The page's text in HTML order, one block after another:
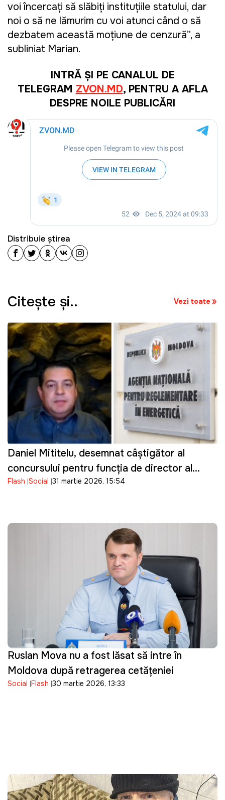
voi încercați să slăbiți instituțiile statului, dar
noi o să ne lămurim cu voi atunci când o să
dezbatem această moțiune de cenzură”, a
subliniat Marian.
INTRĂ ȘI PE CANALUL DE
TELEGRAM ZVON.MD, PENTRU A AFLA
DESPRE NOILE PUBLICĂRI
Distribuie știrea
Citeşte şi.. Vezi toate
Daniel Mititelu, desemnat câștigător al
concursului pentru funcția de director al
ANRE
Flash Social 31 martie 2026, 15:54
Ruslan Mova nu a fost lăsat să intre în
Moldova după retragerea cetățeniei
Social Flash 30 martie 2026, 13:33